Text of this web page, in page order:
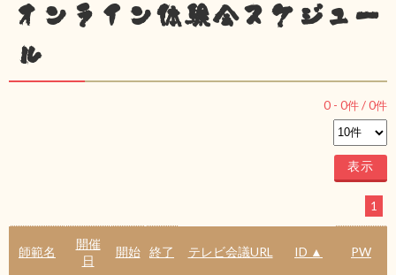
オンライン体験会スケジュー
ル
0 - 0件 /0件
1
師範名
開催
日
開始 終了 テレビ会議URL ID ▲ PW